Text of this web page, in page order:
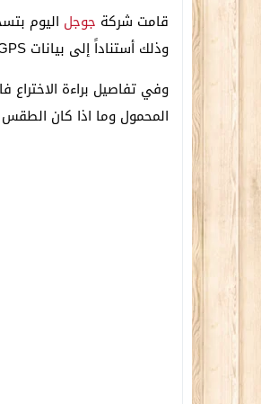
قامت شركة جوجل اليوم
وذلك أستناداً إلى بيانات GPS المسجلة في وقت التصوير.
وفي تفاصيل براءة الاختراع
المحمول وما اذا كان